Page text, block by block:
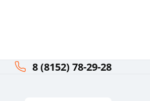
8 (8152) 78-29-28